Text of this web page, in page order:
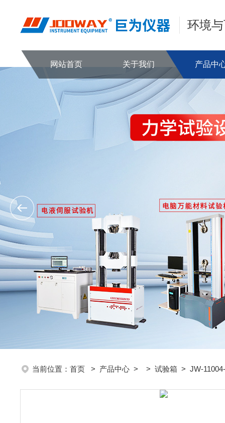
环境
网站首页 关于我们 产品中
当前位置： 首页 > 产品中心 > > 试验箱 > JW-